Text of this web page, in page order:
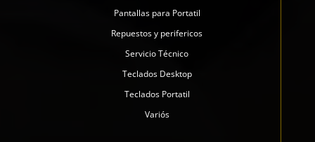
Pantallas para Portatil
Repuestos y perifericos
Servicio Técnico
Teclados Desktop
Teclados Portatil
Variós